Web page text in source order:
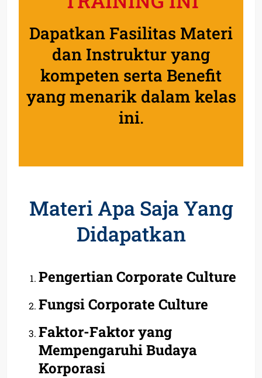
Dapatkan Fasilitas Materi
dan Instruktur yang
kompeten serta Benefit
yang menarik dalam kelas
ini.
Materi Apa Saja Yang
Didapatkan
Pengertian Corporate Culture
Fungsi Corporate Culture
Faktor-Faktor yang
Mempengaruhi Budaya
Korporasi